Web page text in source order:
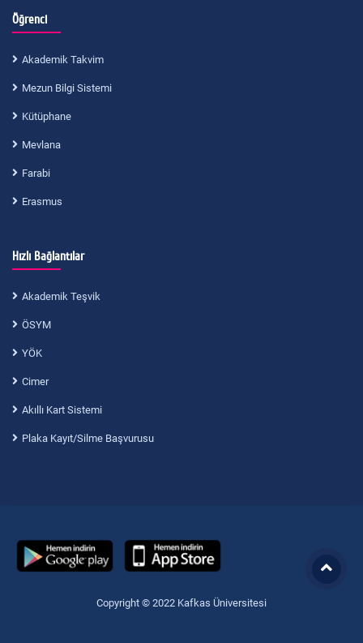
Öğrenci
Akademik Takvim
Mezun Bilgi Sistemi
Kütüphane
Mevlana
Farabi
Erasmus
Hızlı Bağlantılar
Akademik Teşvik
ÖSYM
YÖK
Cimer
Akıllı Kart Sistemi
Plaka Kayıt/Silme Başvurusu
Copyright © 2022 Kafkas Üniversitesi